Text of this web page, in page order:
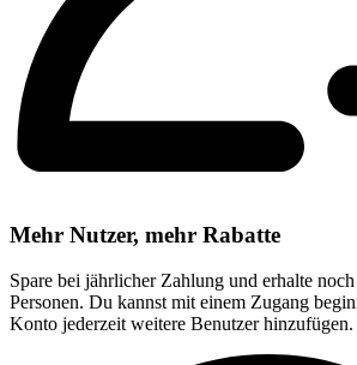
Mehr Nutzer, mehr Rabatte
Spare bei jährlicher Zahlung und erhalte
Personen. Du kannst mit einem Zugang
Konto jederzeit weitere Benutzer hinzufügen.